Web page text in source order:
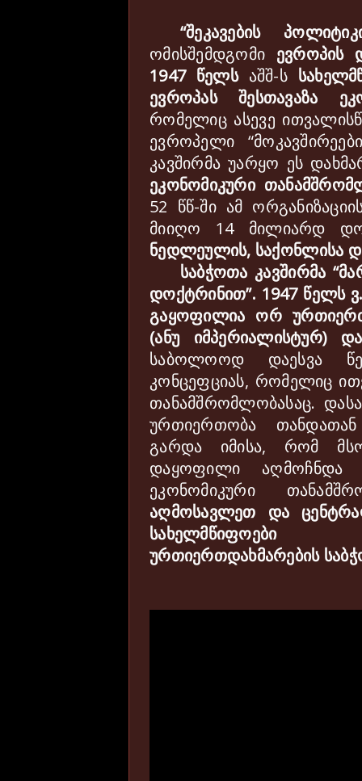
“შეკავების
ომისშემდგომი ევროპის
1947 წელს აშშ-ს
ევროპას
შესთავაზა
რომელიც ასევე
ევროპელი “
კავშირმა უარყო ეს
ეკონომიკური
52 წწ-ში ამ
მიიღო 14 მილიარდ
ნედლეულის, საქონლისა
საბჭოთა კავშირმა “
დოქტრინით”. 1947 წელს ვ
გაყოფილია ორ
(ანუ იმპერიალისტურ) და
საბოლოოდ
დაესვა
კონცეფციას, რომელიც
თანამშრომლობასაც.
ურთიერთობა
თანდათან
გარდა
იმისა, რომ
დაყოფილი
აღმოჩნდა
ეკონომიკური
აღმოსავლეთ
და
ურთიერთდახმარების